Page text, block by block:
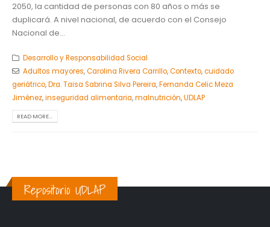
2050, la cantidad de personas con 80 años o más se
duplicará. A nivel nacional, de acuerdo con el Consejo
Nacional de...
Desarrollo y Responsabilidad Social
Adultos mayores,Carolina Rivera Carrillo,Contexto,cuidado
geriátrico,Dra. Taisa Sabrina Silva Pereira,Fernanda Celic Meza
Jiménez,inseguridad alimentaria,malnutrición,UDLAP
READ MORE...
Repositorio UDLAP